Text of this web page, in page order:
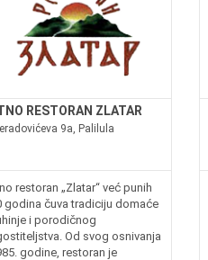
RESTORAN ZLATAR
9a, Palilula
restoran „Zlatar“ već punih
godina čuva tradiciju domaće
i porodičnog
Od svog osnivanja
godine, restoran je